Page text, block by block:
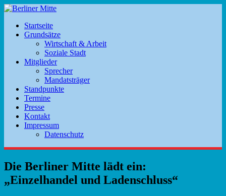
Startseite
Grundsätze
Wirtschaft & Arbeit
Soziale Stadt
Mitglieder
Sprecher
Mandatsträger
Standpunkte
Termine
Presse
Kontakt
Impressum
Datenschutz
Die Berliner Mitte lädt ein:
„Einzelhandel und Ladenschluss“